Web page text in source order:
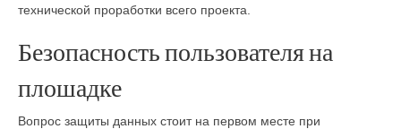
технической проработки всего проекта.
Безопасность пользователя на
плошадке
Вопрос защиты данных стоит на первом месте при